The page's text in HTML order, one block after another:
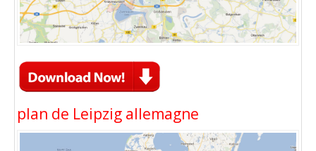
plan de Leipzig allemagne